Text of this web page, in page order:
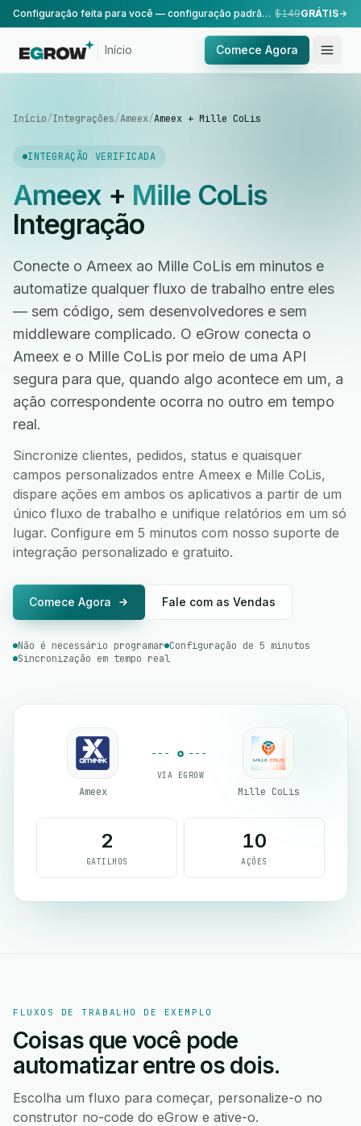
Configuração feita para você — configuração padrão, realizada pela nossa equipe. $149GRÁTIS
Início Comece Agora
Início/Integrações/Ameex/Ameex + Mille CoLis
INTEGRAÇÃO VERIFICADA
Ameex+ Mille CoLis
Integração
Conecte o Ameex ao Mille CoLis em minutos e
automatize qualquer fluxo de trabalho entre eles
— sem código, sem desenvolvedores e sem
middleware complicado. O eGrow conecta o
Ameex e o Mille CoLis por meio de uma API
segura para que, quando algo acontece em um, a
ação correspondente ocorra no outro em tempo
real.
Sincronize clientes, pedidos, status e quaisquer
campos personalizados entre Ameex e Mille CoLis,
dispare ações em ambos os aplicativos a partir de um
único fluxo de trabalho e unifique relatórios em um só
lugar. Configure em 5 minutos com nosso suporte de
integração personalizado e gratuito.
Comece Agora Fale com as Vendas
Não é necessário programar Configuração de 5 minutos
Sincronização em tempo real
Ameex
VIA EGROW
Mille CoLis
2
GATILHOS
10
AÇÕES
FLUXOS DE TRABALHO DE EXEMPLO
Coisas que você pode
automatizar entre os dois.
Escolha um fluxo para começar, personalize-o no
construtor no-code do eGrow e ative-o.